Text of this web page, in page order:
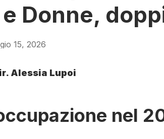
Donne,
15, 2026
Alessia Lupoi
nel